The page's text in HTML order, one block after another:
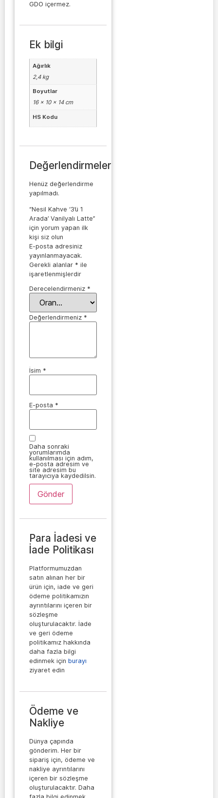
GDO içermez.
Ek bilgi
Ağırlık
2,4 kg
Boyutlar
16 × 10 × 14 cm
HS Kodu
Değerlendirmeler
Henüz değerlendirme
yapılmadı.
“Nesil Kahve ‘3’ü 1
Arada’ Vanilyalı Latte”
için yorum yapan ilk
kişi siz olun
E-posta adresiniz
yayınlanmayacak.
Gerekli alanlar * ile
işaretlenmişlerdir
Derecelendirmeniz *
Değerlendirmeniz *
İsim *
E-posta *
Daha sonraki
yorumlarımda
kullanılması için adım,
e-posta adresim ve
site adresim bu
tarayıcıya kaydedilsin.
Para İadesi ve
İade Politikası
Platformumuzdan
satın alınan her bir
ürün için, iade ve geri
ödeme politikamızın
ayrıntılarını içeren bir
sözleşme
oluşturulacaktır. İade
ve geri ödeme
politikamız hakkında
daha fazla bilgi
edinmek için burayı
ziyaret edin
Ödeme ve
Nakliye
Dünya çapında
gönderim. Her bir
sipariş için, ödeme ve
nakliye ayrıntılarını
içeren bir sözleşme
oluşturulacaktır. Daha